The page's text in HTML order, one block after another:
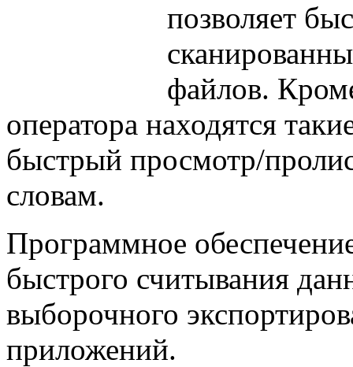
позволяет
файлов.
оператора находятся
быстрый просмотр/
словам.
Программное
быстрого считывания
выборочного
приложений.